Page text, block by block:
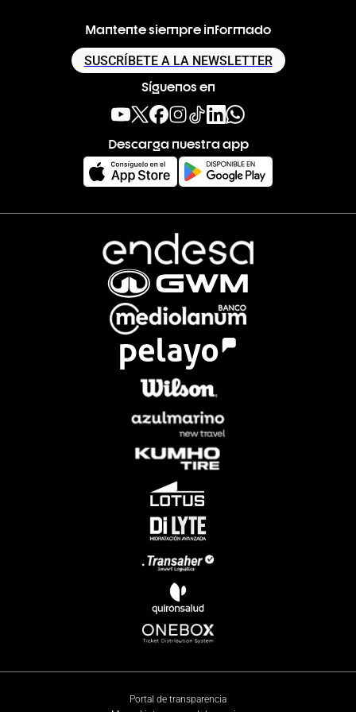
Mantente siempre informado
SUSCRÍBETE A LA NEWSLETTER
Síguenos en
Descarga nuestra app
Portal de transparencia